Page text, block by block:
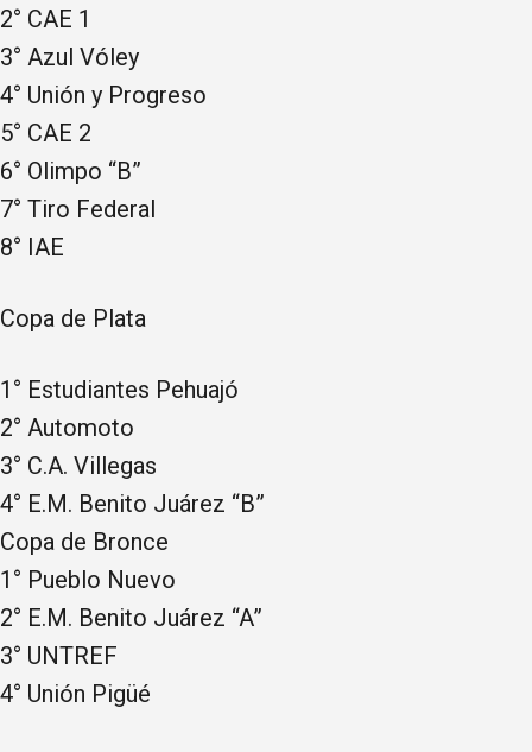
2° CAE 1
3° Azul Vóley
4° Unión y Progreso
5° CAE 2
6° Olimpo “B”
7° Tiro Federal
8° IAE
Copa de Plata
1° Estudiantes Pehuajó
2° Automoto
3° C.A. Villegas
4° E.M. Benito Juárez “B”
Copa de Bronce
1° Pueblo Nuevo
2° E.M. Benito Juárez “A”
3° UNTREF
4° Unión Pigüé